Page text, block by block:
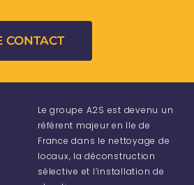
CONTACT
Le groupe A2S est devenu un
référent majeur en Ile de
France dans le nettoyage de
locaux, la déconstruction
sélective et l’installation de